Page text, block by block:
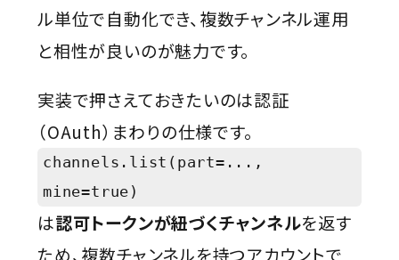
ル単位で自動化でき、複数チャンネル運用
と相性が良いのが魅力です。
実装で押さえておきたいのは認証
（OAuth）まわりの仕様です。
channels.list(part=...,
mine=true)
は認可トークンが紐づくチャンネルを返す
ため、複数チャンネルを持つアカウントで